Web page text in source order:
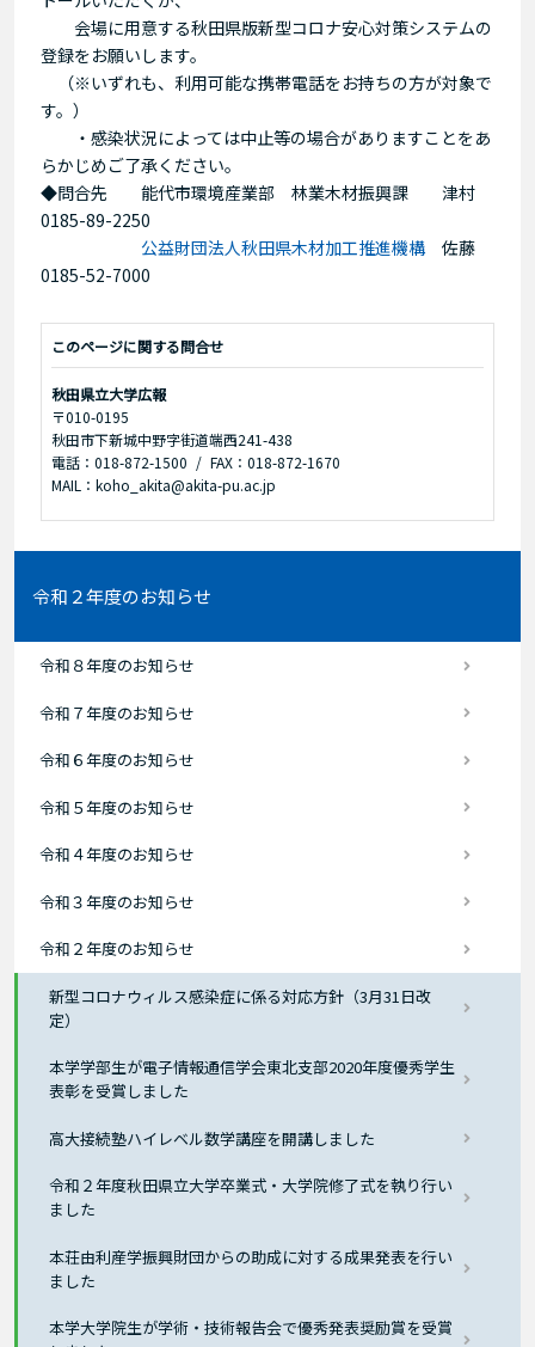
会場に用意する秋田県版新型コロナ安心対策システムの
登録をお願いします。
（※いずれも、利用可能な携帯電話をお持ちの方が対象で
す。）
・感染状況によっては中止等の場合がありますことをあ
らかじめご了承ください。
◆問合先 能代市環境産業部 林業木材振興課 津村
0185-89-2250
公益財団法人秋田県木材加工推進機構佐藤
0185-52-7000
このページに関する問合せ
秋田県立大学広報
〒010-0195
秋田市下新城中野字街道端西241-438
電話：018-872-1500
FAX：018-872-1670
MAIL：koho_akita@akita-pu.ac.jp
令和２年度のお知らせ
令和８年度のお知らせ
令和７年度のお知らせ
令和６年度のお知らせ
令和５年度のお知らせ
令和４年度のお知らせ
令和３年度のお知らせ
令和２年度のお知らせ
新型コロナウィルス感染症に係る対応方針（3月31日改
定）
本学学部生が電子情報通信学会東北支部2020年度優秀学生
表彰を受賞しました
高大接続塾ハイレベル数学講座を開講しました
令和２年度秋田県立大学卒業式・大学院修了式を執り行い
ました
本荘由利産学振興財団からの助成に対する成果発表を行い
ました
本学大学院生が学術・技術報告会で優秀発表奨励賞を受賞